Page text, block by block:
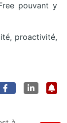
pouvant y
proactivité,